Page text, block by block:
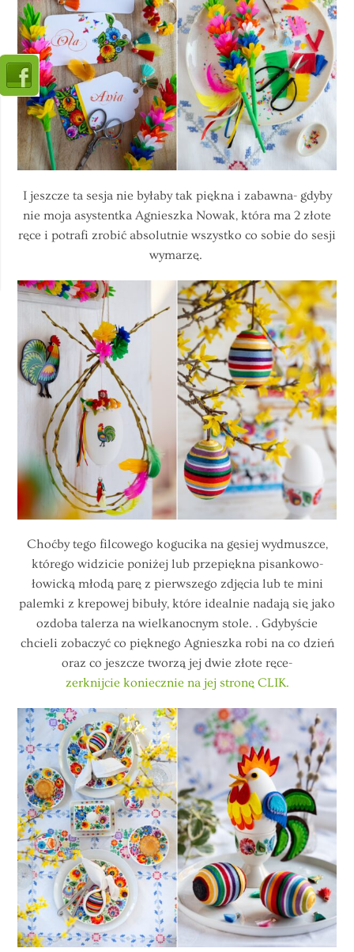
I jeszcze ta sesja nie byłaby tak piękna i zabawna- gdyby
nie moja asystentka Agnieszka Nowak, która ma 2 złote
ręce i potrafi zrobić absolutnie wszystko co sobie do sesji
wymarzę.
Choćby tego filcowego kogucika na gęsiej wydmuszce,
którego widzicie poniżej lub przepiękna pisankowo-
łowicką młodą parę z pierwszego zdjęcia lub te mini
palemki z krepowej bibuły, które idealnie nadają się jako
ozdoba talerza na wielkanocnym stole. . Gdybyście
chcieli zobaczyć co pięknego Agnieszka robi na co dzień
oraz co jeszcze tworzą jej dwie złote ręce-
zerknijcie koniecznie na jej stronę CLIK.